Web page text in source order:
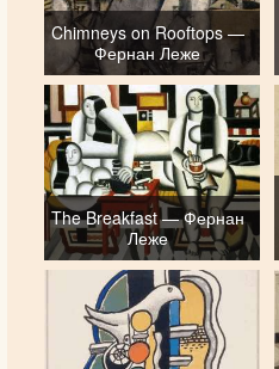
Chimneys on Rooftops —
Фернан Леже
The Breakfast — Фернан
Леже